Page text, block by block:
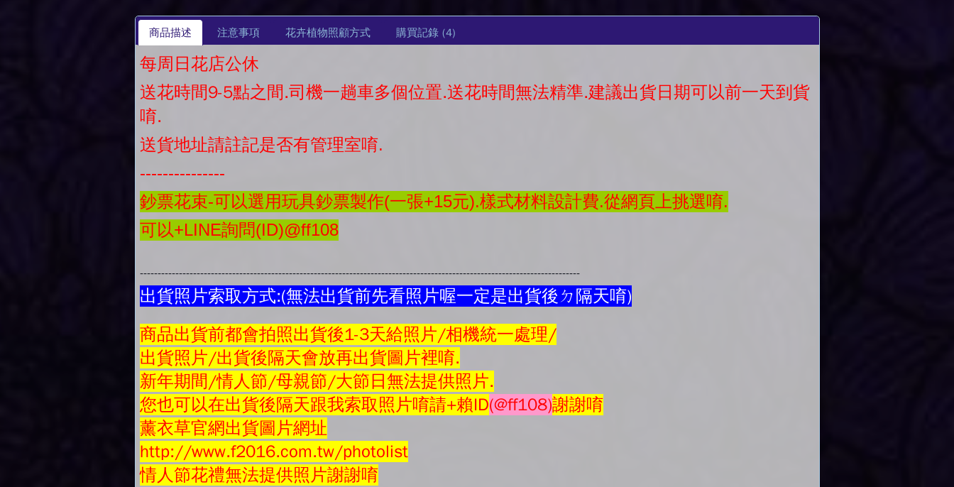
商品描述 注意事項 花卉植物照顧方式 購買記錄 (4)
每周日花店公休
送花時間9-5點之間.司機一趟車多個位置.送花時間無法精準.建議出貨日期可以前一天到貨
唷.
送貨地址請註記是否有管理室唷.
---------------
鈔票花束-可以選用玩具鈔票製作(一張+15元).樣式材料設計費.從網頁上挑選唷.
可以+LINE詢問(ID)@ff108
----------------------------------------------------------------------------------------------------------------------------
出貨照片索取方式:(無法出貨前先看照片喔一定是出貨後ㄉ隔天唷)
商品出貨前都會拍照出貨後1-3天給照片/相機統一處理/
出貨照片/出貨後隔天會放再出貨圖片裡唷.
新年期間/情人節/母親節/大節日無法提供照片.
您也可以在出貨後隔天跟我索取照片唷請+賴ID(@ff108)謝謝唷
薰衣草官網出貨圖片網址
http://www.f2016.com.tw/photolist
情人節花禮無法提供照片謝謝唷